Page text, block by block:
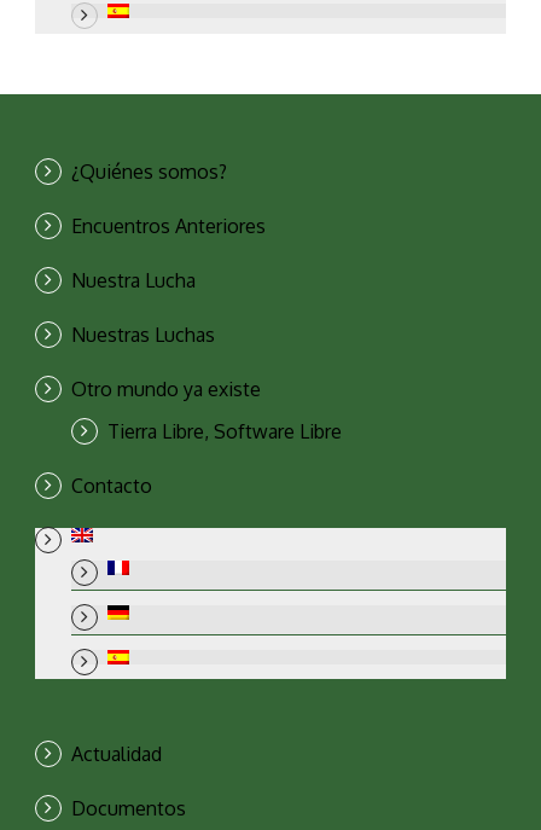
¿Quiénes somos?
Encuentros Anteriores
Nuestra Lucha
Nuestras Luchas
Otro mundo ya existe
Tierra Libre, Software Libre
Contacto
Actualidad
Documentos